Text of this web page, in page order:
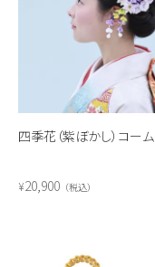
四季花（紫ぼかし）コーム
¥20,900 税込